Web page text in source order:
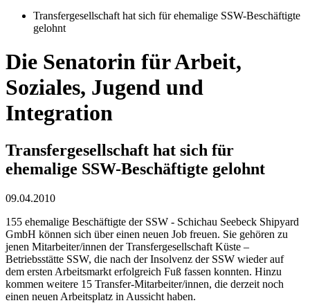
Transfergesellschaft hat sich für ehemalige SSW-Beschäftigte
gelohnt
Die Senatorin für Arbeit,
Soziales, Jugend und
Integration
Transfergesellschaft hat sich für
ehemalige SSW-Beschäftigte gelohnt
09.04.2010
155 ehemalige Beschäftigte der SSW - Schichau Seebeck Shipyard
GmbH können sich über einen neuen Job freuen. Sie gehören zu
jenen Mitarbeiter/innen der Transfergesellschaft Küste –
Betriebsstätte SSW, die nach der Insolvenz der SSW wieder auf
dem ersten Arbeitsmarkt erfolgreich Fuß fassen konnten. Hinzu
kommen weitere 15 Transfer-Mitarbeiter/innen, die derzeit noch
einen neuen Arbeitsplatz in Aussicht haben.